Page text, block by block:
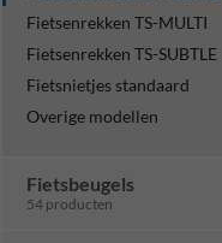
Fietsenrekken TS-MULTI
Fietsenrekken TS-SUBTLE
Fietsnietjes standaard
Overige modellen
Fietsbeugels
54 producten